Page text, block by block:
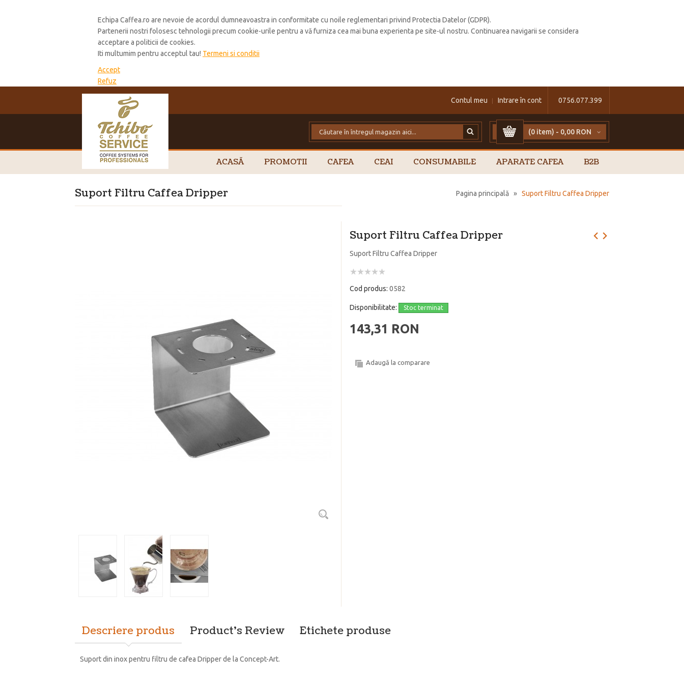
Echipa Caffea.ro are nevoie de acordul dumneavoastra in conformitate cu noile reglementari privind Protectia Datelor (GDPR).
Partenerii nostri folosesc tehnologii precum cookie-urile pentru a vă furniza cea mai buna experienta pe site-ul nostru. Continuarea navigarii se considera
acceptare a politicii de cookies.
Iti multumim pentru acceptul tau! Termeni si conditii
Accept
Refuz
0756.077.399
Contul meu Intrare în cont
(0 item) - 0,00 RON
ACASĂ PROMOTII CAFEA CEAI CONSUMABILE APARATE CAFEA B2B
Pagina principală » Suport Filtru Caffea Dripper
Suport Filtru Caffea Dripper
Suport Filtru Caffea Dripper
Suport Filtru Caffea Dripper
Cod produs: 0582
Disponibilitate: Stoc terminat
143,31 RON
Adaugă la comparare
Descriere produs Product's Review Etichete produse
Suport din inox pentru filtru de cafea Dripper de la Concept-Art.